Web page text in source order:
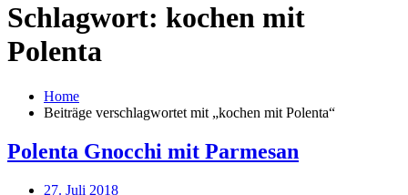
Schlagwort: kochen mit
Polenta
Home
Beiträge verschlagwortet mit „kochen mit Polenta“
Polenta Gnocchi mit Parmesan
27. Juli 2018